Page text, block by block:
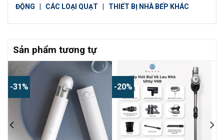
ĐỘNG
CÁC LOẠI QUẠT THIẾT BỊ NHÀ BẾP KHÁC
Sản phẩm tương tự
-31% -20%